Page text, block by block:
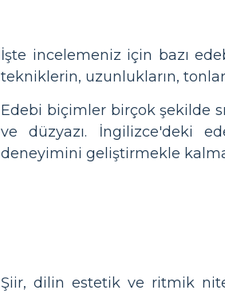
İşte incelemeniz için bazı
tekniklerin, uzunlukların,
Edebi biçimler birçok şekilde
ve düzyazı. İngilizce'deki
deneyimini geliştirmekle
Şiir, dilin estetik ve ritmik